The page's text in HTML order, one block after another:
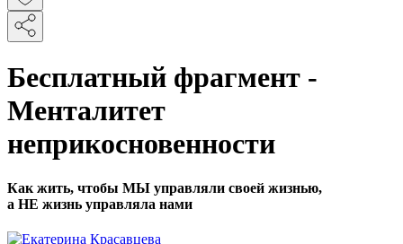
Бесплатный фрагмент -
Менталитет
неприкосновенности
Как жить, чтобы МЫ управляли своей жизнью,
а НЕ жизнь управляла нами